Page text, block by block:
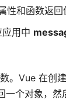
和函数返回
用中
。Vue 在创
一个对象，